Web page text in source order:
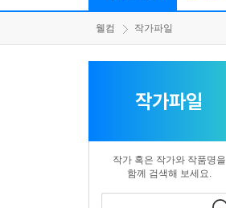
웰컴 작가파일
작가파일
작가 혹은 작가와 작품명을
함께 검색해 보세요.